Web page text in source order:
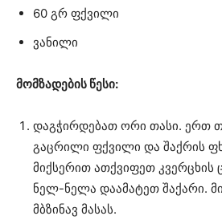
60 გრ ფქვილი
ვანილი
მომზადების წესი:
დაგჭირდებათ ორი თასი. ერთ
გაცრილი ფქვილი და შაქრის
მიქსერით ათქვიფეთ კვერცხის
ნელ-ნელა დაამატეთ შაქარი.
მბზინავ მასას.